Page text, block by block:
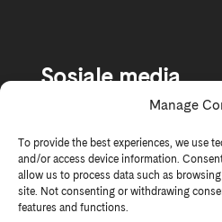
Manage
To provide the best experiences, we use
and/or access device information.
allow us to process data such as
site. Not consenting or withdrawing
features and functions.
Sosiale media
Følg oss gjerne på